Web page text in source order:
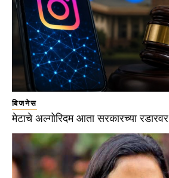
बिजनेस
मेटाचे अल्गोरिदम आता सरकारच्या रडारवर